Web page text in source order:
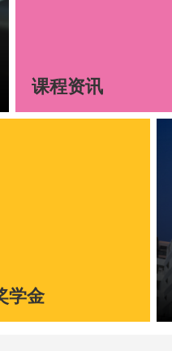
课程资讯
学金